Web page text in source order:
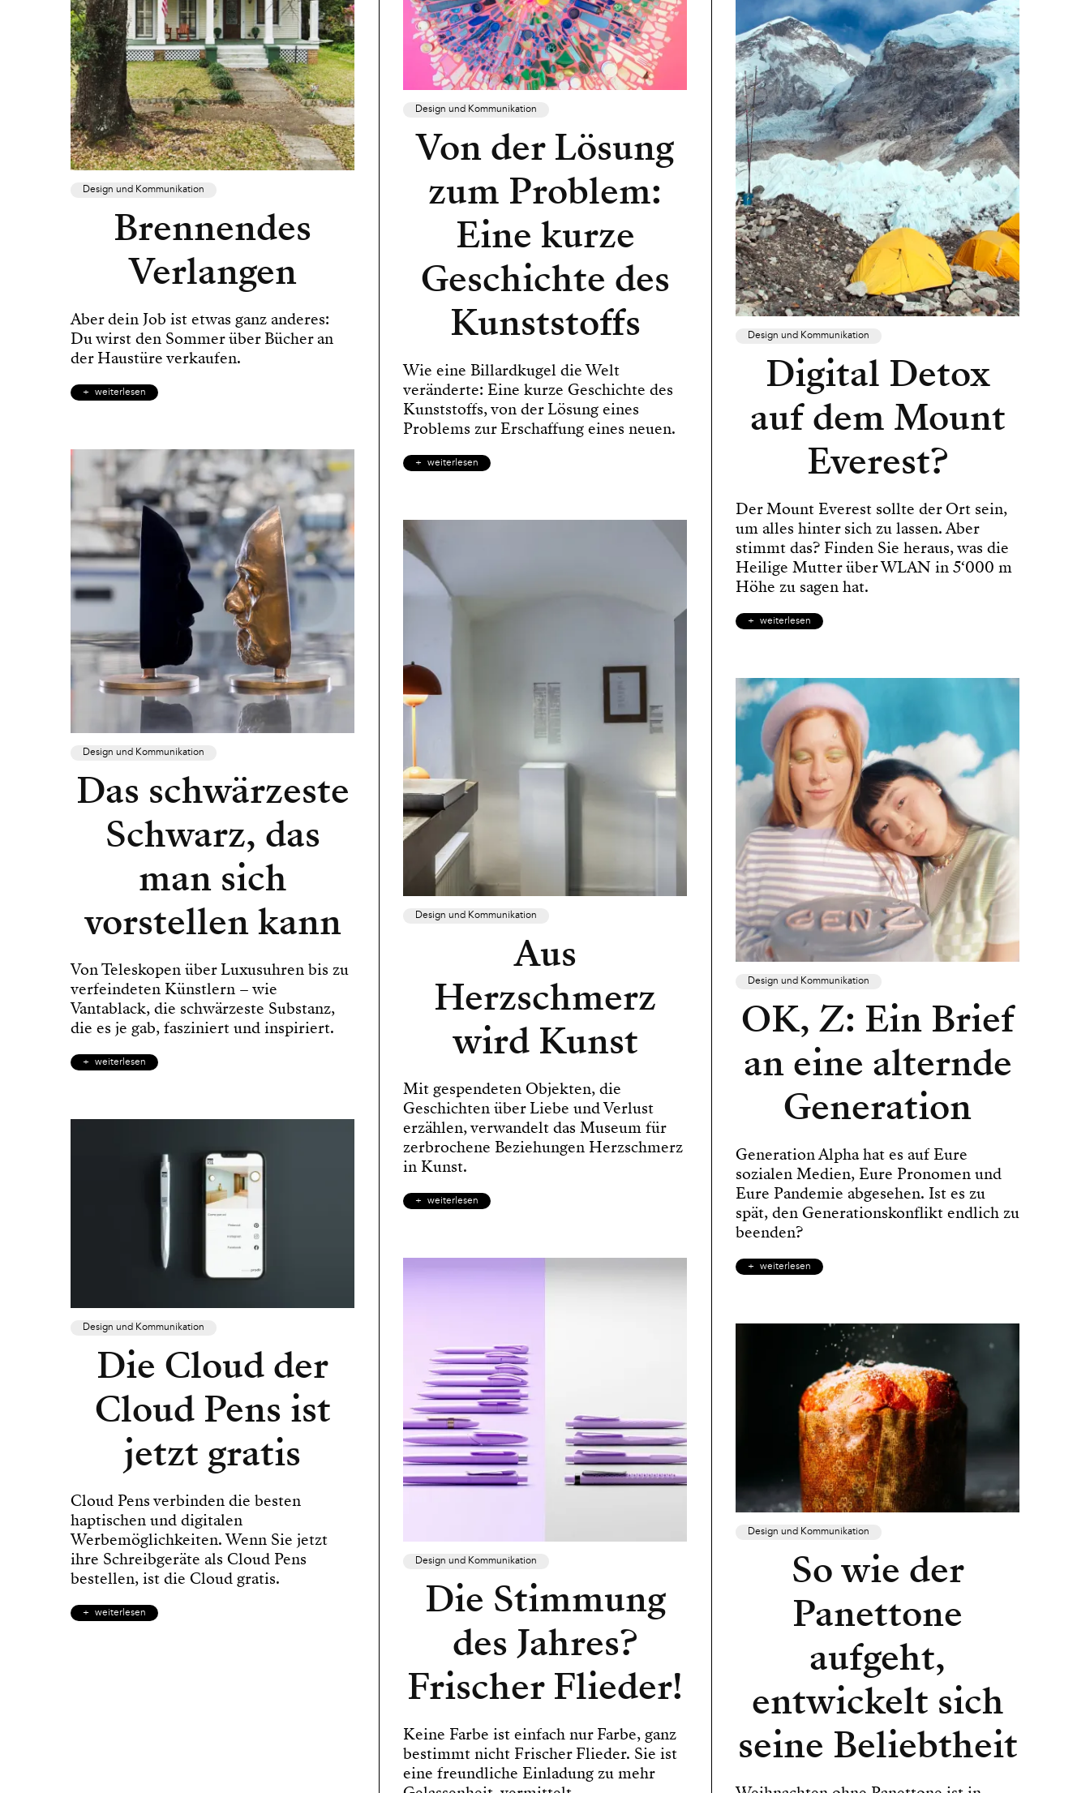
Design und Kommunikation
Brennendes
Verlangen
Aber dein Job ist etwas ganz anderes:
Du wirst den Sommer über Bücher an
der Haustüre verkaufen.
weiterlesen
Design und Kommunikation
Das schwärzeste
Schwarz, das
man sich
vorstellen kann
Von Teleskopen über Luxusuhren bis zu
verfeindeten Künstlern – wie
Vantablack, die schwärzeste Substanz,
die es je gab, fasziniert und inspiriert.
weiterlesen
Design und Kommunikation
Die Cloud der
Cloud Pens ist
jetzt gratis
Cloud Pens verbinden die besten
haptischen und digitalen
Werbemöglichkeiten. Wenn Sie jetzt
ihre Schreibgeräte als Cloud Pens
bestellen, ist die Cloud gratis.
weiterlesen
Design und Kommunikation
Von der Lösung
zum Problem:
Eine kurze
Geschichte des
Kunststoffs
Wie eine Billardkugel die Welt
veränderte: Eine kurze Geschichte des
Kunststoffs, von der Lösung eines
Problems zur Erschaffung eines neuen.
weiterlesen
Design und Kommunikation
Aus
Herzschmerz
wird Kunst
Mit gespendeten Objekten, die
Geschichten über Liebe und Verlust
erzählen, verwandelt das Museum für
zerbrochene Beziehungen Herzschmerz
in Kunst.
weiterlesen
Design und Kommunikation
Die Stimmung
des Jahres?
Frischer Flieder!
Keine Farbe ist einfach nur Farbe, ganz
bestimmt nicht Frischer Flieder. Sie ist
eine freundliche Einladung zu mehr
Design und Kommunikation
Digital Detox
auf dem Mount
Everest?
Der Mount Everest sollte der Ort sein,
um alles hinter sich zu lassen. Aber
stimmt das? Finden Sie heraus, was die
Heilige Mutter über WLAN in 5‘000 m
Höhe zu sagen hat.
weiterlesen
Design und Kommunikation
OK, Z: Ein Brief
an eine alternde
Generation
Generation Alpha hat es auf Eure
sozialen Medien, Eure Pronomen und
Eure Pandemie abgesehen. Ist es zu
spät, den Generationskonflikt endlich zu
beenden?
weiterlesen
Design und Kommunikation
So wie der
Panettone
aufgeht,
entwickelt sich
seine Beliebtheit